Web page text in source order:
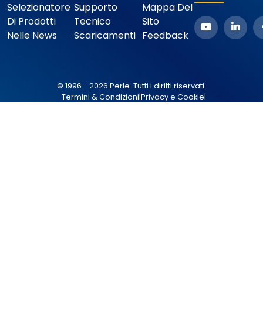
Selezionatore
Di Prodotti
Nelle News
Supporto
Tecnico
Scaricamenti
Mappa Del
Sito
Feedback
© 1996 - 2026 Perle. Tutti i diritti riservati.
Termini & Condizioni|Privacy e Cookie|